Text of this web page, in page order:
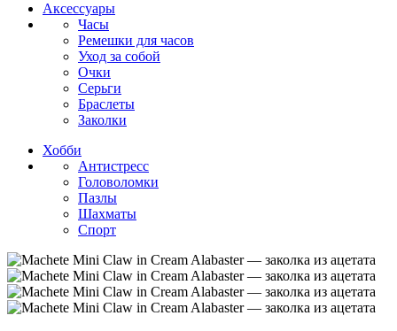
Аксессуары
Часы
Ремешки для часов
Уход за собой
Очки
Серьги
Браслеты
Заколки
Хобби
Антистресс
Головоломки
Пазлы
Шахматы
Спорт